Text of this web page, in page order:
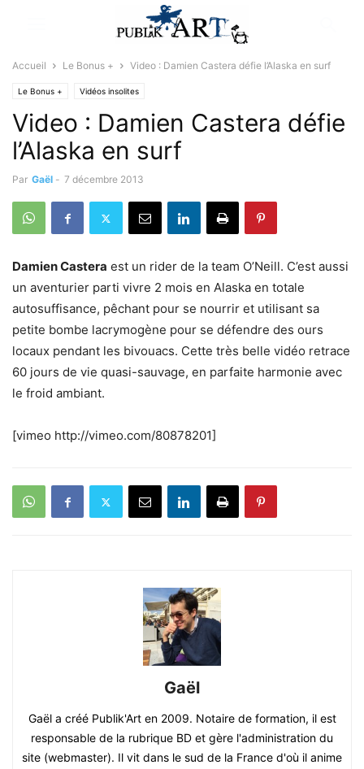
Accueil Le Bonus + Video : Damien Castera défie l’Alaska en surf
Le Bonus + Vidéos insolites
Video : Damien Castera défie
l’Alaska en surf
Par Gaël - 7 décembre 2013
Damien Castera est un rider de la team O’Neill. C’est aussi
un aventurier parti vivre 2 mois en Alaska en totale
autosuffisance, pêchant pour se nourrir et utilisant sa
petite bombe lacrymogène pour se défendre des ours
locaux pendant les bivouacs. Cette très belle vidéo retrace
60 jours de vie quasi-sauvage, en parfaite harmonie avec
le froid ambiant.
[vimeo http://vimeo.com/80878201]
Gaël
Gaël a créé Publik'Art en 2009. Notaire de formation, il est
responsable de la rubrique BD et gère l'administration du
site (webmaster). Il vit dans le sud de la France d'où il anime